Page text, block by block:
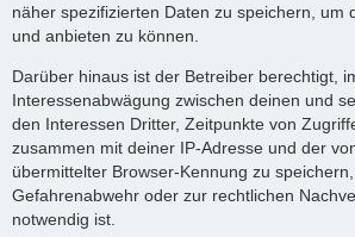
näher spezifizierten Daten zu speichern, um
und anbieten zu können.
Darüber hinaus ist der Betreiber berechtigt,
Interessenabwägung zwischen deinen und
den Interessen Dritter, Zeitpunkte von
zusammen mit deiner IP-Adresse und der
übermittelter Browser-Kennung zu
Gefahrenabwehr oder zur rechtlichen
notwendig ist.